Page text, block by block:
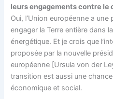
leurs engagements contre le
Oui, l’Union européenne a
engager la Terre entière dans
énergétique. Et je crois que
proposée par la nouvelle
européenne [Ursula von der
transition est aussi une
économique et social.